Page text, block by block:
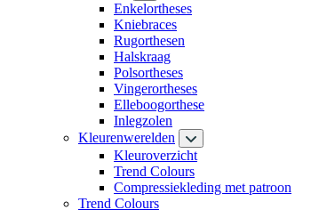
Enkelortheses
Kniebraces
Rugorthesen
Halskraag
Polsortheses
Vingerortheses
Elleboogorthese
Inlegzolen
Kleurenwerelden
Kleuroverzicht
Trend Colours
Compressiekleding met patroon
Trend Colours